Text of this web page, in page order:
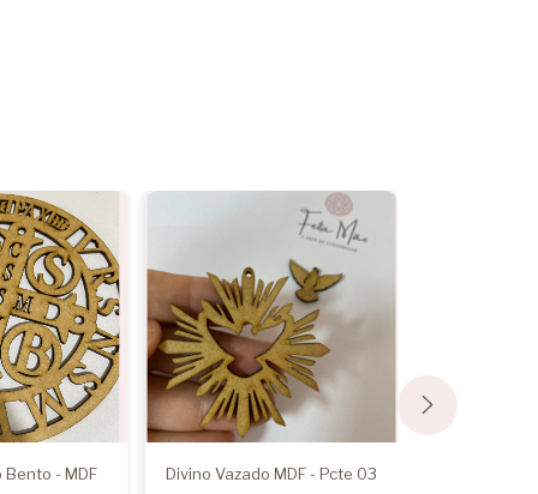
Bento - MDF
Divino Vazado MDF - Pcte 03